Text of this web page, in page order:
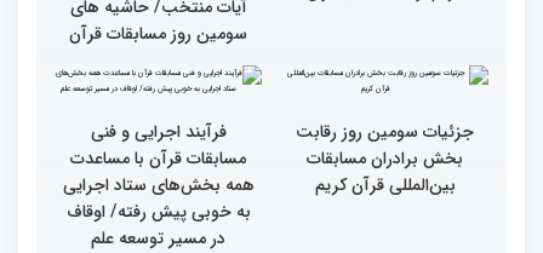
دکترخاموشی تا خوشنویسی
آیات منتخب/ حاشیه های
سومین روز مسابقات قرآن
جزئیات سومین روز رقابت
بخش برادران مسابقات
فرآیند اجرایی و فنی
مسابقات قرآن با مساعدت
همه بخش‌های ستاد اجرایی
به خوبی پیش رفته/ اوقاف